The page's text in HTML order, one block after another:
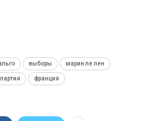
выборы марин ле пен
франция